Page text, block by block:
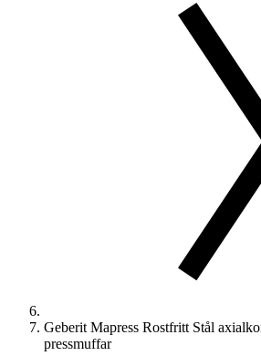
Geberit Mapress Rostfritt Stål
pressmuffar